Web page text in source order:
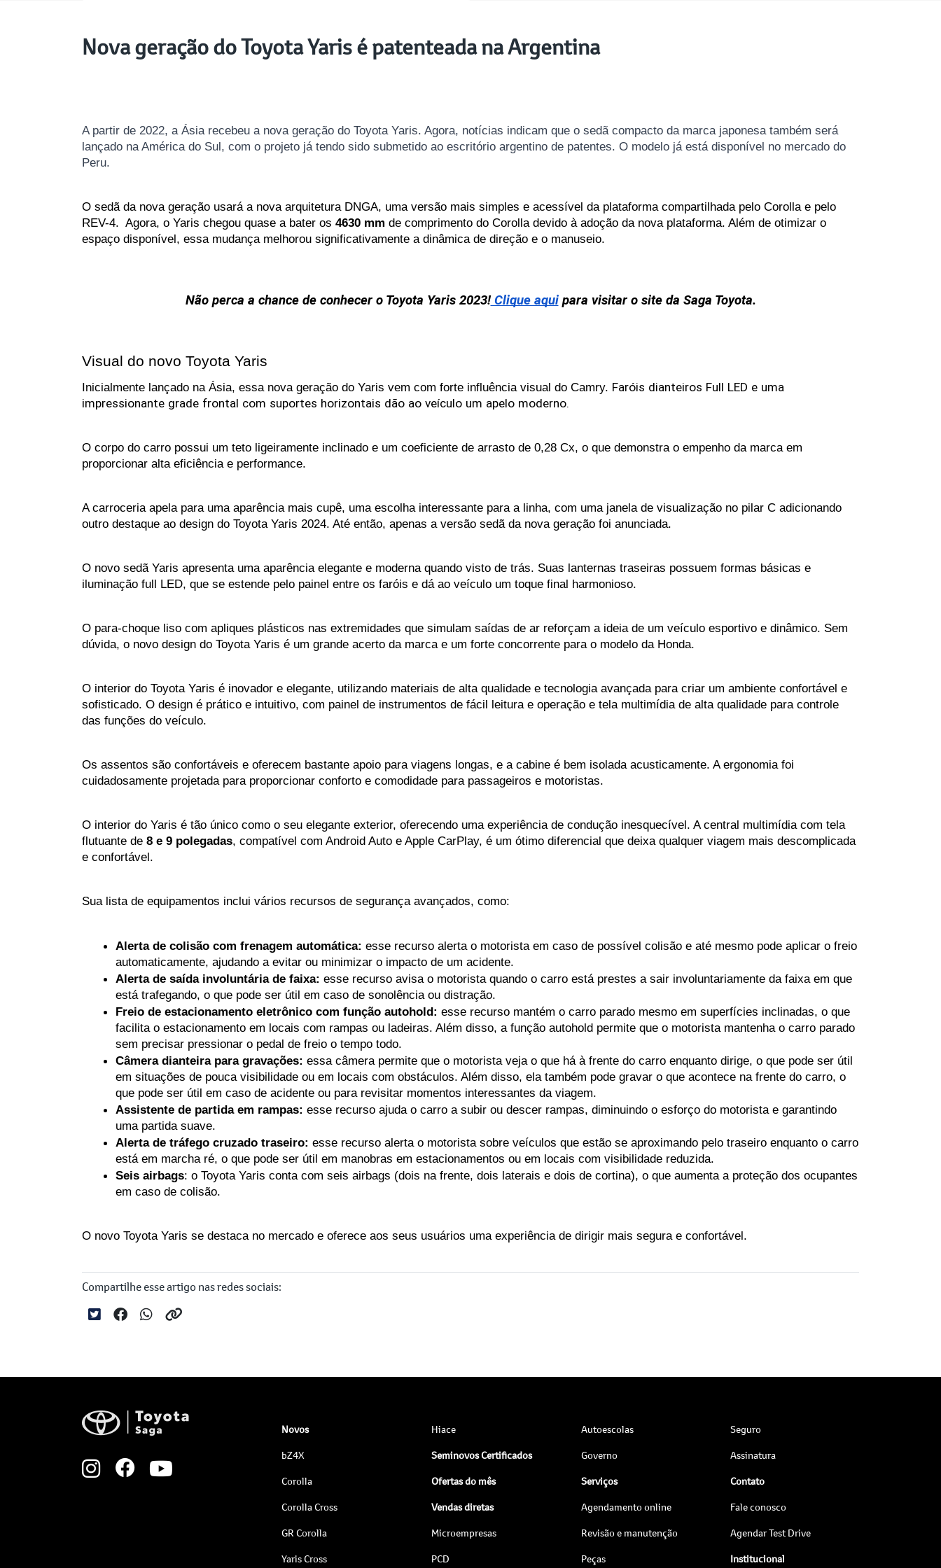
Nova geração do Toyota Yaris é patenteada na Argentina
A partir de 2022, a Ásia recebeu a nova geração do Toyota Yaris. Agora, notícias indicam que o sedã compacto da marca japonesa também será
lançado na América do Sul, com o projeto já tendo sido submetido ao escritório argentino de patentes. O modelo já está disponível no mercado do
Peru.
O sedã da nova geração usará a nova arquitetura DNGA, uma versão mais simples e acessível da plataforma compartilhada pelo Corolla e pelo
REV-4.  Agora, o Yaris chegou quase a bater os 4630 mm de comprimento do Corolla devido à adoção da nova plataforma. Além de otimizar o
espaço disponível, essa mudança melhorou significativamente a dinâmica de direção e o manuseio.
Não perca a chance de conhecer o Toyota Yaris 2023! Clique aqui para visitar o site da Saga Toyota.
Visual do novo Toyota Yaris
Inicialmente lançado na Ásia, essa nova geração do Yaris vem com forte influência visual do Camry. Faróis dianteiros Full LED e uma
impressionante grade frontal com suportes horizontais dão ao veículo um apelo moderno.
O corpo do carro possui um teto ligeiramente inclinado e um coeficiente de arrasto de 0,28 Cx, o que demonstra o empenho da marca em
proporcionar alta eficiência e performance.
A carroceria apela para uma aparência mais cupê, uma escolha interessante para a linha, com uma janela de visualização no pilar C adicionando
outro destaque ao design do Toyota Yaris 2024. Até então, apenas a versão sedã da nova geração foi anunciada.
O novo sedã Yaris apresenta uma aparência elegante e moderna quando visto de trás. Suas lanternas traseiras possuem formas básicas e
iluminação full LED, que se estende pelo painel entre os faróis e dá ao veículo um toque final harmonioso.
O para-choque liso com apliques plásticos nas extremidades que simulam saídas de ar reforçam a ideia de um veículo esportivo e dinâmico. Sem
dúvida, o novo design do Toyota Yaris é um grande acerto da marca e um forte concorrente para o modelo da Honda.
O interior do Toyota Yaris é inovador e elegante, utilizando materiais de alta qualidade e tecnologia avançada para criar um ambiente confortável e
sofisticado. O design é prático e intuitivo, com painel de instrumentos de fácil leitura e operação e tela multimídia de alta qualidade para controle
das funções do veículo.
Os assentos são confortáveis ​​e oferecem bastante apoio para viagens longas, e a cabine é bem isolada acusticamente. A ergonomia foi
cuidadosamente projetada para proporcionar conforto e comodidade para passageiros e motoristas.
O interior do Yaris é tão único como o seu elegante exterior, oferecendo uma experiência de condução inesquecível. A central multimídia com tela
flutuante de 8 e 9 polegadas, compatível com Android Auto e Apple CarPlay, é um ótimo diferencial que deixa qualquer viagem mais descomplicada
e confortável.
Sua lista de equipamentos inclui vários recursos de segurança avançados, como:
Alerta de colisão com frenagem automática: esse recurso alerta o motorista em caso de possível colisão e até mesmo pode aplicar o freio
automaticamente, ajudando a evitar ou minimizar o impacto de um acidente.
Alerta de saída involuntária de faixa: esse recurso avisa o motorista quando o carro está prestes a sair involuntariamente da faixa em que
está trafegando, o que pode ser útil em caso de sonolência ou distração.
Freio de estacionamento eletrônico com função autohold: esse recurso mantém o carro parado mesmo em superfícies inclinadas, o que
facilita o estacionamento em locais com rampas ou ladeiras. Além disso, a função autohold permite que o motorista mantenha o carro parado
sem precisar pressionar o pedal de freio o tempo todo.
Câmera dianteira para gravações: essa câmera permite que o motorista veja o que há à frente do carro enquanto dirige, o que pode ser útil
em situações de pouca visibilidade ou em locais com obstáculos. Além disso, ela também pode gravar o que acontece na frente do carro, o
que pode ser útil em caso de acidente ou para revisitar momentos interessantes da viagem.
Assistente de partida em rampas: esse recurso ajuda o carro a subir ou descer rampas, diminuindo o esforço do motorista e garantindo
uma partida suave.
Alerta de tráfego cruzado traseiro: esse recurso alerta o motorista sobre veículos que estão se aproximando pelo traseiro enquanto o carro
está em marcha ré, o que pode ser útil em manobras em estacionamentos ou em locais com visibilidade reduzida.
Seis airbags: o Toyota Yaris conta com seis airbags (dois na frente, dois laterais e dois de cortina), o que aumenta a proteção dos ocupantes
em caso de colisão.
O novo Toyota Yaris se destaca no mercado e oferece aos seus usuários uma experiência de dirigir mais segura e confortável.
Compartilhe esse artigo nas redes sociais:
Novos
bZ4X
Corolla
Corolla Cross
GR Corolla
Yaris Cross
Hiace
Seminovos Certificados
Ofertas do mês
Vendas diretas
Microempresas
PCD
Autoescolas
Governo
Serviços
Agendamento online
Revisão e manutenção
Peças
Seguro
Assinatura
Contato
Fale conosco
Agendar Test Drive
Institucional